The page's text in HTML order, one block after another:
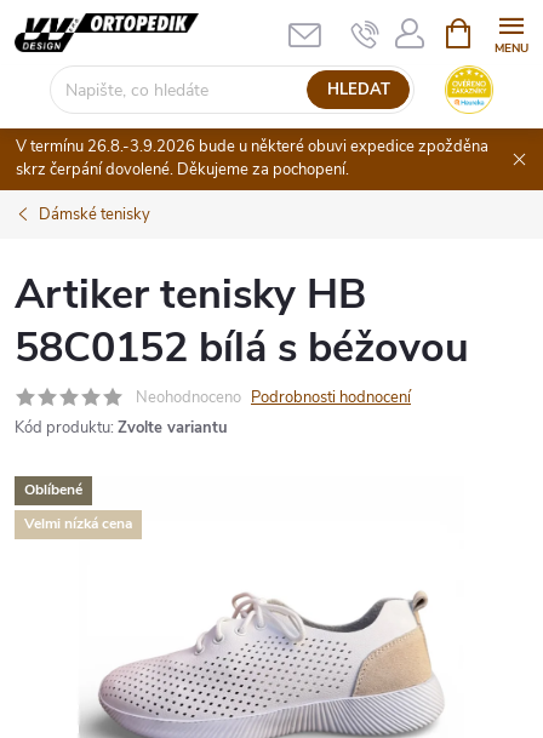
Přejít
na
HLEDAT
NÁKUPNÍ
KOŠÍK
V termínu 26.8.-3.9.2026 bude u některé obuvi expedice zpožděna
skrz čerpání dovolené. Děkujeme za pochopení.
Dámské tenisky
Artiker tenisky HB
58C0152 bílá s béžovou
Neohodnoceno Podrobnosti hodnocení
Kód produktu: Zvolte variantu
Oblíbené
Velmi nízká cena